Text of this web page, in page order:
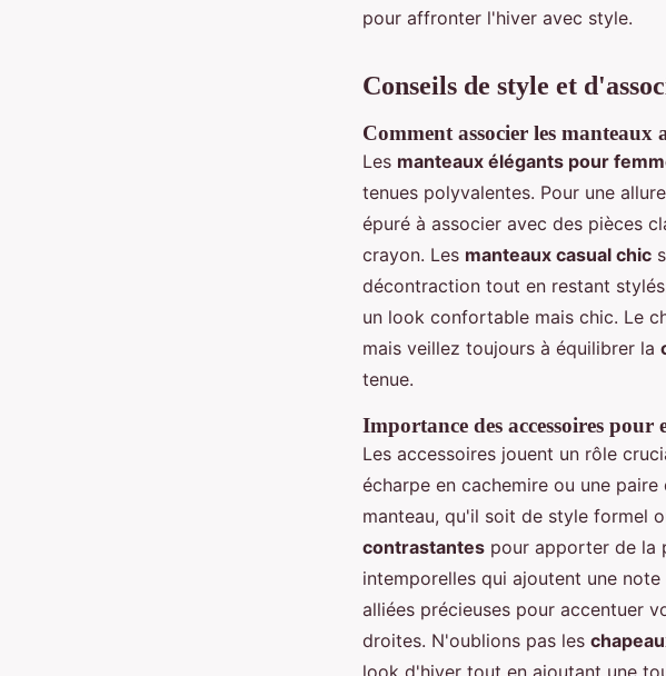
pour affronter l'hiver avec style.
Conseils de style et
Comment associer les manteaux
Les manteaux élégants pour
tenues polyvalentes. Pour une
épuré à associer avec des pièces
crayon. Les manteaux casual chic
décontraction tout en restant
un look confortable mais chic. Le
mais veillez toujours à équilibrer la
tenue.
Importance des accessoires pour
Les accessoires jouent un rôle
écharpe en cachemire ou une
manteau, qu'il soit de style formel
contrastantes pour apporter de la
intemporelles qui ajoutent une
alliées précieuses pour accentuer
droites. N'oublions pas les